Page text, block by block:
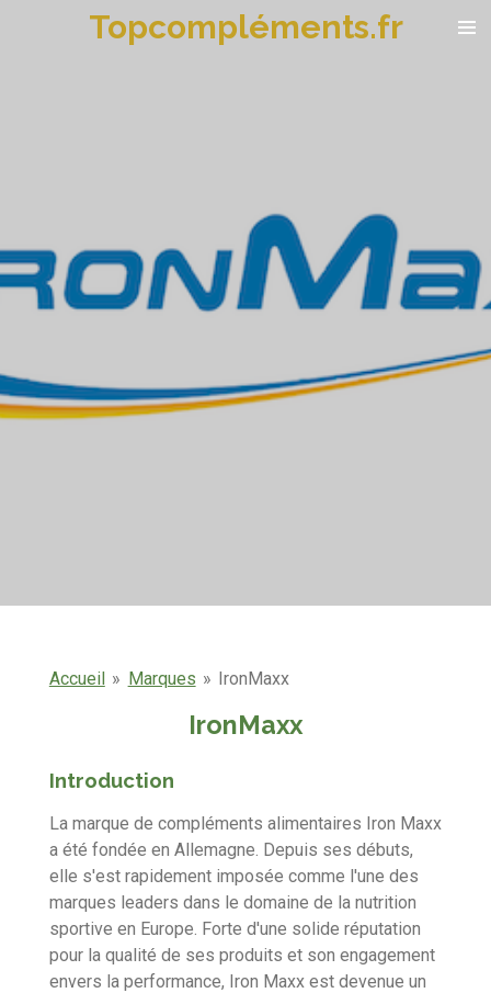
Topcompléments.fr
Accueil » Marques » IronMaxx
IronMaxx
Introduction
La marque de compléments alimentaires Iron Maxx
a été fondée en Allemagne. Depuis ses débuts,
elle s'est rapidement imposée comme l'une des
marques leaders dans le domaine de la nutrition
sportive en Europe. Forte d'une solide réputation
pour la qualité de ses produits et son engagement
envers la performance, Iron Maxx est devenue un